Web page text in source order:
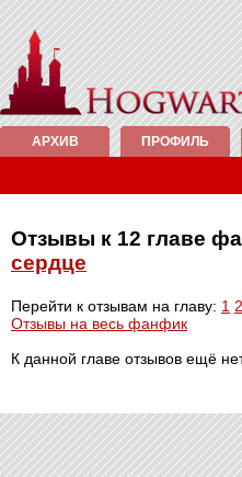
АРХИВ ПРОФИЛЬ
Отзывы к 12 главе
сердце
Перейти к отзывам на главу: 1 2
Отзывы на весь фанфик
К данной главе отзывов ещё